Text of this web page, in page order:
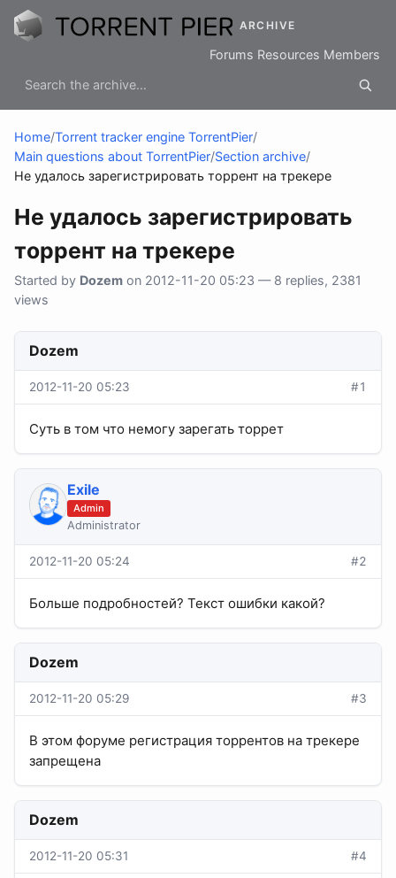
ARCHIVE
Forums Resources Members
Home/Torrent tracker engine TorrentPier/
Main questions about TorrentPier/Section archive/
Не удалось зарегистрировать торрент на трекере
Не удалось зарегистрировать
торрент на трекере
Started by Dozem on 2012-11-20 05:23 — 8 replies, 2381
views
Dozem
2012-11-20 05:23 #1
Суть в том что немогу зарегать торрет
Exile
Admin
Administrator
2012-11-20 05:24 #2
Больше подробностей? Текст ошибки какой?
Dozem
2012-11-20 05:29 #3
В этом форуме регистрация торрентов на трекере
запрещена
Dozem
2012-11-20 05:31 #4